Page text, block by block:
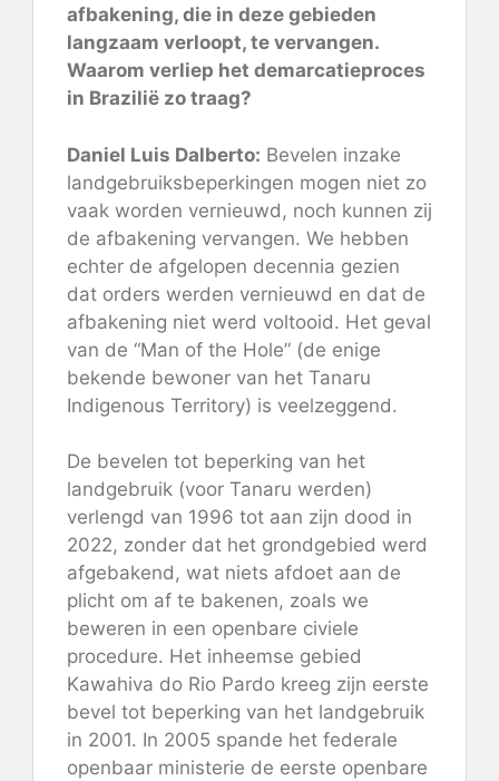
afbakening, die in deze gebieden
langzaam verloopt, te vervangen.
Waarom verliep het demarcatieproces
in Brazilië zo traag?
Daniel Luis Dalberto: Bevelen inzake
landgebruiksbeperkingen mogen niet zo
vaak worden vernieuwd, noch kunnen zij
de afbakening vervangen. We hebben
echter de afgelopen decennia gezien
dat orders werden vernieuwd en dat de
afbakening niet werd voltooid. Het geval
van de “Man of the Hole” (de enige
bekende bewoner van het Tanaru
Indigenous Territory) is veelzeggend.
De bevelen tot beperking van het
landgebruik (voor Tanaru werden)
verlengd van 1996 tot aan zijn dood in
2022, zonder dat het grondgebied werd
afgebakend, wat niets afdoet aan de
plicht om af te bakenen, zoals we
beweren in een openbare civiele
procedure. Het inheemse gebied
Kawahiva do Rio Pardo kreeg zijn eerste
bevel tot beperking van het landgebruik
in 2001. In 2005 spande het federale
openbaar ministerie de eerste openbare